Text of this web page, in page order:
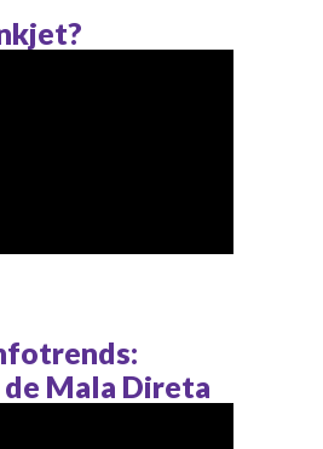
Mala Direta